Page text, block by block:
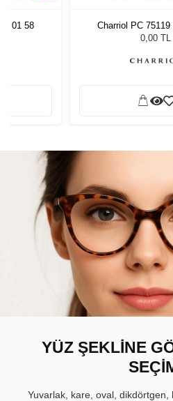
01 58
Charriol PC
0,00 TL
YÜZ ŞEKLİNE
Yuvarlak, kare, oval,